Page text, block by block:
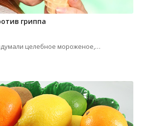
гриппа
целебное мороженое,…